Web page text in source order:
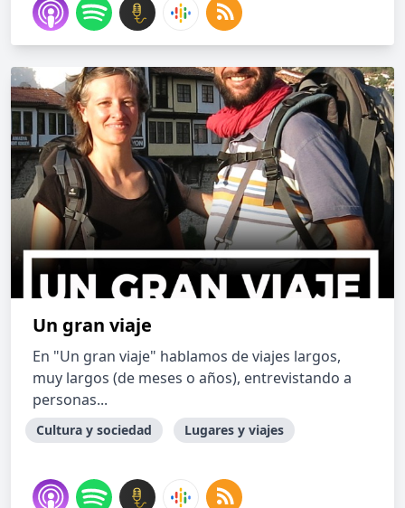
Un gran viaje
En "Un gran viaje" hablamos de viajes largos,
muy largos (de meses o años), entrevistando a
personas...
Cultura y sociedad Lugares y viajes